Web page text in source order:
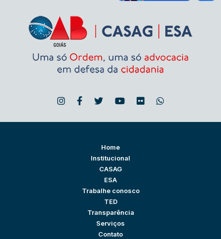
Home
Institucional
CASAG
ESA
Trabalhe conosco
TED
Transparência
Serviços
Contato